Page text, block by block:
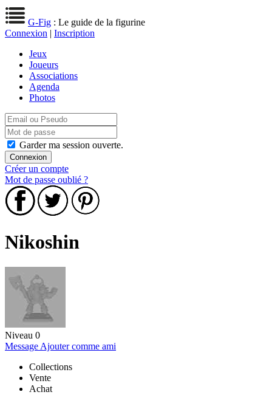
G-Fig : Le guide de la figurine
Connexion | Inscription
Jeux
Joueurs
Associations
Agenda
Photos
Garder ma session ouverte.
Créer un compte
Mot de passe oublié ?
Nikoshin
Niveau 0
Message Ajouter comme ami
Collections
Vente
Achat